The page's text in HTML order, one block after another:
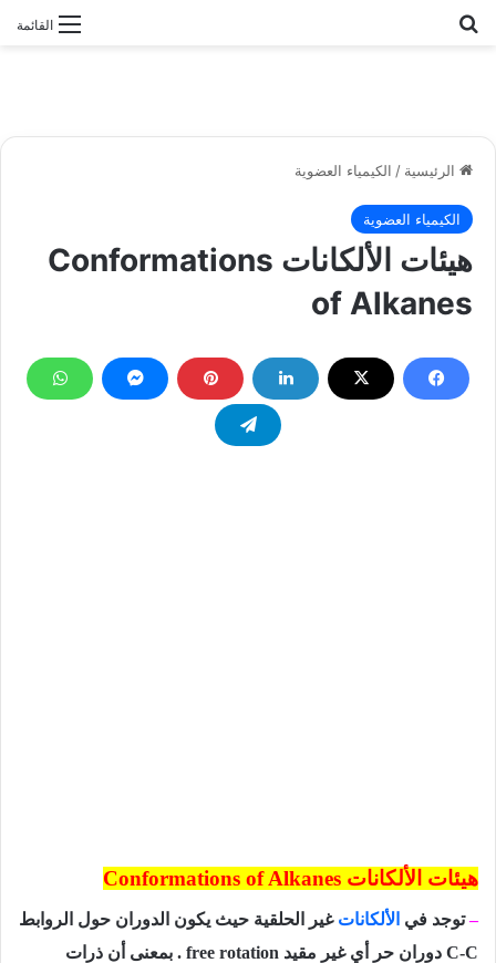
القائمة
الرئيسية / الكيمياء العضوية
الكيمياء العضوية
هيئات الألكانات Conformations
of Alkanes
هيئات الألكانات Conformations of Alkanes
–توجد في الألكانات غير الحلقية حيث يكون الدوران حول الروابط
C-C دوران حر أي غير مقيد free rotation . بمعنى أن ذرات